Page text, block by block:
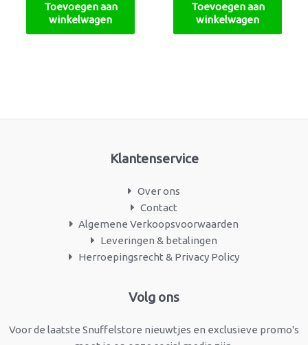
Toevoegen aan
winkelwagen
Toevoegen aan
winkelwagen
Klantenservice
Over ons
Contact
Algemene Verkoopsvoorwaarden
Leveringen & betalingen
Herroepingsrecht & Privacy Policy
Volg ons
Voor de laatste Snuffelstore nieuwtjes en exclusieve promo's
Facebook